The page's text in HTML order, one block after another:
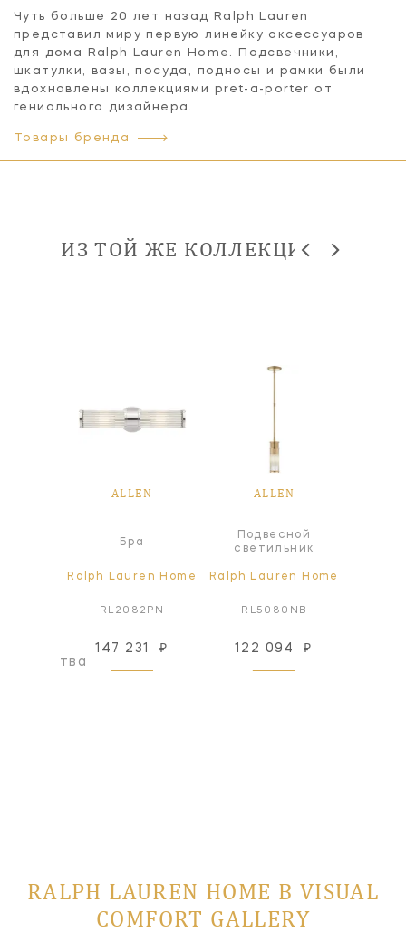
Чуть больше 20 лет назад Ralph Lauren
представил миру первую линейку аксессуаров
для дома Ralph Lauren Home. Подсвечники,
шкатулки, вазы, посуда, подносы и рамки были
вдохновлены коллекциями pret-a-porter от
гениального дизайнера.
Товары бренда
ИЗ ТОЙ ЖЕ КОЛЛЕКЦИИ
ALLEN
Бра
Ralph Lauren Home
RL2082PN
147 231 ₽
ALLEN
Подвесной
светильник
Ralph Lauren Home
RL5080NB
122 094 ₽
RALPH LAUREN HOME В VISUAL
COMFORT GALLERY